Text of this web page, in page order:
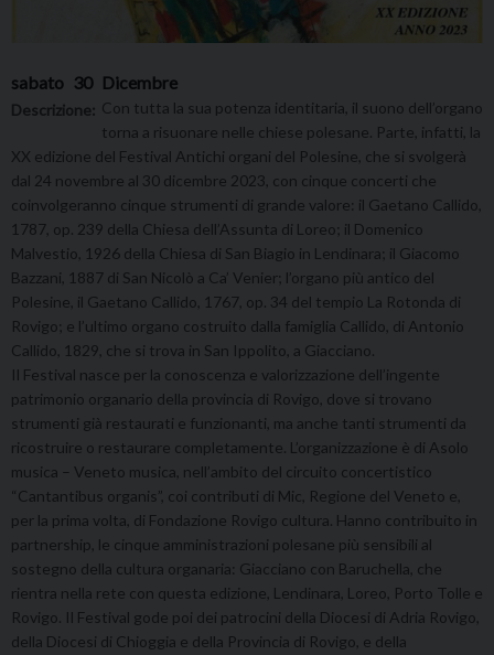
sabato 30 Dicembre
Descrizione: Con tutta la sua potenza identitaria, il suono dell’organo
torna a risuonare nelle chiese polesane. Parte, infatti, la
XX edizione del Festival Antichi organi del Polesine, che si svolgerà
dal 24 novembre al 30 dicembre 2023, con cinque concerti che
coinvolgeranno cinque strumenti di grande valore: il Gaetano Callido,
1787, op. 239 della Chiesa dell’Assunta di Loreo; il Domenico
Malvestio, 1926 della Chiesa di San Biagio in Lendinara; il Giacomo
Bazzani, 1887 di San Nicolò a Ca’ Venier; l’organo più antico del
Polesine, il Gaetano Callido, 1767, op. 34 del tempio La Rotonda di
Rovigo; e l’ultimo organo costruito dalla famiglia Callido, di Antonio
Callido, 1829, che si trova in San Ippolito, a Giacciano.
Il Festival nasce per la conoscenza e valorizzazione dell’ingente
patrimonio organario della provincia di Rovigo, dove si trovano
strumenti già restaurati e funzionanti, ma anche tanti strumenti da
ricostruire o restaurare completamente. L’organizzazione è di Asolo
musica – Veneto musica, nell’ambito del circuito concertistico
“Cantantibus organis”, coi contributi di Mic, Regione del Veneto e,
per la prima volta, di Fondazione Rovigo cultura. Hanno contribuito in
partnership, le cinque amministrazioni polesane più sensibili al
sostegno della cultura organaria: Giacciano con Baruchella, che
rientra nella rete con questa edizione, Lendinara, Loreo, Porto Tolle e
Rovigo. Il Festival gode poi dei patrocini della Diocesi di Adria Rovigo,
della Diocesi di Chioggia e della Provincia di Rovigo, e della